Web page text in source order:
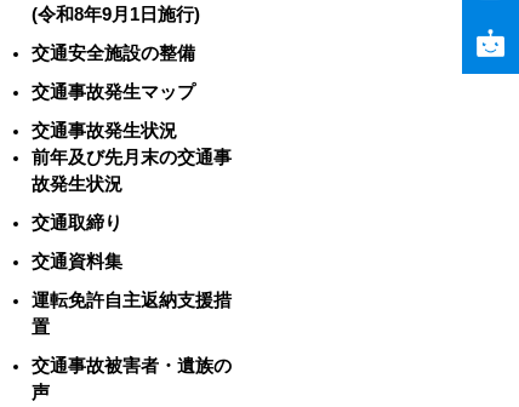
(令和8年9月1日施行)
交通安全施設の整備
交通事故発生マップ
交通事故発生状況
前年及び先月末の交通事
故発生状況
交通取締り
交通資料集
運転免許自主返納支援措
置
交通事故被害者・遺族の
声